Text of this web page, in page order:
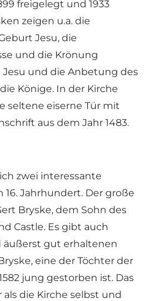
freigelegt und 1933
zeigen u.a. die
Jesu, die
und die Krönung
Jesu und die Anbetung des
Könige. In der Kirche
seltene eiserne Tür mit
aus dem Jahr 1483.
zwei interessante
16. Jahrhundert. Der große
Bryske, dem Sohn des
Castle. Es gibt auch
äußerst gut erhaltenen
eine der Töchter der
jung gestorben ist. Das
die Kirche selbst und